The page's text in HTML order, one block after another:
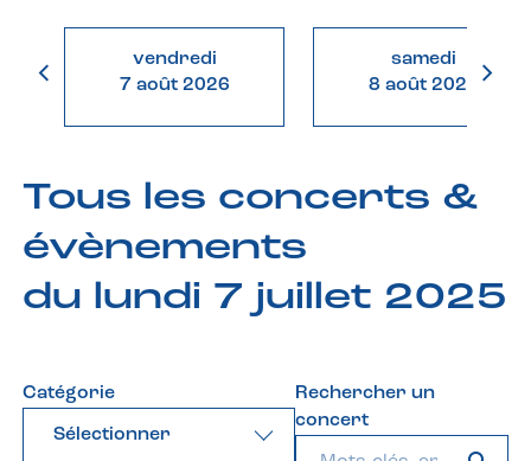
vendredi
7 août 2026
samedi
8 août 2026
Tous les concerts &
évènements
du lundi 7 juillet 2025
Catégorie
Sélectionner
Rechercher un
concert